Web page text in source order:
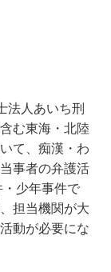
法人あいち刑
む東海・北陸
て、痴漢・わ
事者の弁護活
少年事件で
担当機関が大
動が必要にな